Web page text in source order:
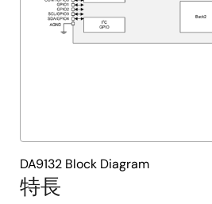
特長
DA9132 Block Diagram